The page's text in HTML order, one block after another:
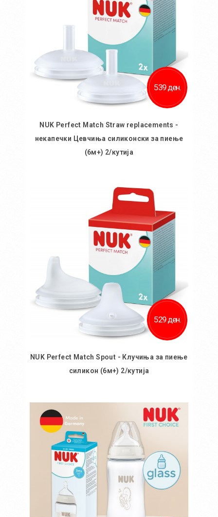
539 ден.
NUK Perfect Match Straw replacements -
некапечки Цевчиња силиконски за пиење
(6м+) 2/кутија
529 ден.
NUK Perfect Match Spout - Клучиња за пиење
силикон (6м+) 2/кутија
Во кошничка